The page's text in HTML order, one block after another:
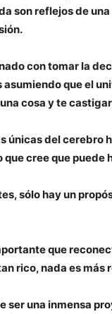
son reflejos de
con tomar la
que el
cosa y te
únicas del cerebro
que cree que puede
sólo hay un
que
rico, nada es más
ser una inmensa